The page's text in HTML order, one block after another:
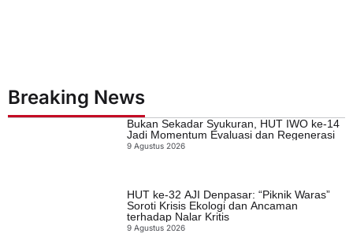
Breaking News
Bukan Sekadar Syukuran, HUT IWO ke-14
Jadi Momentum Evaluasi dan Regenerasi
9 Agustus 2026
HUT ke-32 AJI Denpasar: “Piknik Waras”
Soroti Krisis Ekologi dan Ancaman
terhadap Nalar Kritis
9 Agustus 2026